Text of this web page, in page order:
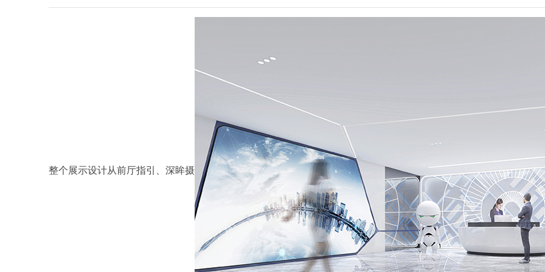
整个展示设计从前厅指引、深眸摄